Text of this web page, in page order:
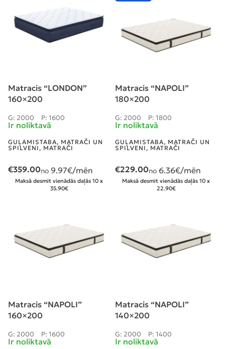
Matracis “LONDON”
160×200
G: 2000 P: 1600
Ir noliktavā
GUĻAMISTABA, MATRAČI UN
SPILVENI, MATRAČI
€359.00no 9.97€/mēn
Maksā desmit vienādās daļās 10 x
35.90€
Matracis “NAPOLI”
180×200
G: 2000 P: 1800
Ir noliktavā
GUĻAMISTABA, MATRAČI UN
SPILVENI, MATRAČI
€229.00no 6.36€/mēn
Maksā desmit vienādās daļās 10 x
22.90€
Matracis “NAPOLI”
160×200
G: 2000 P: 1600
Ir noliktavā
Matracis “NAPOLI”
140×200
G: 2000 P: 1400
Ir noliktavā